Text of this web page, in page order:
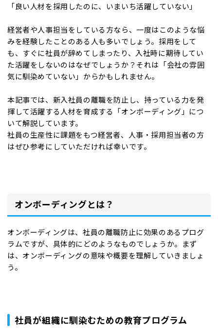
「良い人材を採用したのに、いまいち活躍していない」
経営者や人事担当をしている方なら、一度はこのような悩
みを経験したことのある人も多いでしょう。採用をして
も、すぐに社員が辞めてしまったり、入社時に期待してい
た活躍をしないのはなぜでしょうか？それは「会社の雰囲
気に馴染めていない」からかもしれません。
本記事では、新入社員の離職を防止し、持っている力を発
揮して活躍する人材を育成する「オンボーディング」につ
いて解説しています。
社員の生産性に課題をもつ経営者、人事・採用担当者の方
はぜひ参考にしていただければ幸いです。
オンボーディングとは？
オンボーディングは、社員の離職防止に効果のあるプログ
ラムですが、具体的にどのようなものでしょうか。まず
は、オンボーディングの意味や概要を理解していきましょ
う。
社員が組織に馴染むための教育プログラム